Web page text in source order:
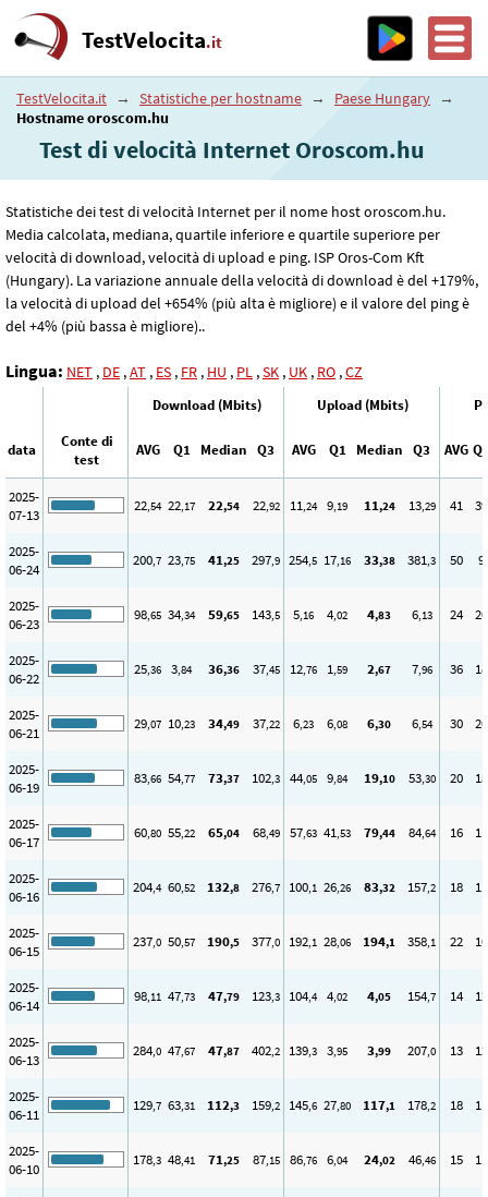
TestVelocita.it
TestVelocita.it → Statistiche per hostname → Paese Hungary →
Hostname oroscom.hu
Test di velocità Internet Oroscom.hu
Statistiche dei test di velocità Internet per il nome host oroscom.hu.
Media calcolata, mediana, quartile inferiore e quartile superiore per
velocità di download, velocità di upload e ping. ISP Oros-Com Kft
(Hungary). La variazione annuale della velocità di download è del +179%,
la velocità di upload del +654% (più alta è migliore) e il valore del ping è
del +4% (più bassa è migliore)..
Lingua: NET , DE ,AT , ES , FR , HU , PL ,SK , UK , RO ,CZ
Download (Mbits) Upload (Mbits)
data
Conte di
test
AVG Q1 Median Q3 AVG Q1 Median Q3 AVG
2025-
07-13
22,54 22,17 22,54 22,92 11,24 9,19 11,24 13,29 41 39
2025-
06-24
200,7 23,75 41,25 297,9 254,5 17,16 33,38 381,3 50 9
2025-
06-23
98,65 34,34 59,65 143,5 5,16 4,02 4,83 6,13 24 20
2025-
06-22
25,36 3,84 36,36 37,45 12,76 1,59 2,67 7,96 36 18
2025-
06-21
29,07 10,23 34,49 37,22 6,23 6,08 6,30 6,54 30 20
2025-
06-19
83,66 54,77 73,37 102,3 44,05 9,84 19,10 53,30 20 13
2025-
06-17
60,80 55,22 65,04 68,49 57,63 41,53 79,44 84,64 16 11
2025-
06-16
204,4 60,52 132,8 276,7 100,1 26,26 83,32 157,2 18 11
2025-
06-15
237,0 50,57 190,5 377,0 192,1 28,06 194,1 358,1 22 10
2025-
06-14
98,11 47,73 47,79 123,3 104,4 4,02 4,05 154,7 14 12
2025-
06-13
284,0 47,67 47,87 402,2 139,3 3,95 3,99 207,0 13 12
2025-
06-11
129,7 63,31 112,3 159,2 145,6 27,80 117,1 178,2 18 11
2025-
06-10
178,3 48,41 71,25 87,15 86,76 6,04 24,02 46,46 15 11